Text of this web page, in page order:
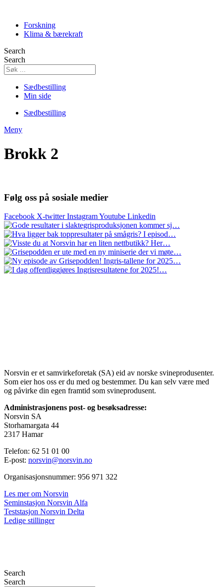
contentForskning
Klima & bærekraft
Search
Search
Sædbestilling
Min side
Sædbestilling
Meny
Brokk 2
Følg oss på sosiale medier
Facebook X-twitter InstagramYoutube Linkedin
Norsvin er et samvirkeforetak (SA) eid av norske svineprodusenter.
Som eier hos oss er du med og bestemmer. Du kan selv være med
og påvirke din egen framtid som svineprodusent.
Administrasjonens post- og besøksadresse:
Norsvin SA
Storhamargata 44
2317 Hamar
Telefon: 62 51 01 00
E-post: norsvin@norsvin.no
Organisasjonsnummer: 956 971 322
Les mer om Norsvin
Seminstasjon Norsvin Alfa
Teststasjon Norsvin Delta
Ledige stillinger
Search
Search